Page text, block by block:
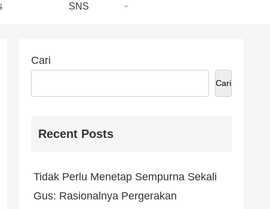
SNS
Cari
Cari
Recent Posts
Tidak Perlu Menetap Sempurna Sekali
Gus: Rasionalnya Pergerakan